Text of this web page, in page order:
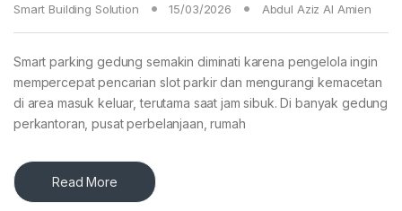
Smart Building Solution 15/03/2026 Abdul Aziz Al Amien
Smart parking gedung semakin diminati karena pengelola ingin
mempercepat pencarian slot parkir dan mengurangi kemacetan
di area masuk keluar, terutama saat jam sibuk. Di banyak gedung
perkantoran, pusat perbelanjaan, rumah
Read More